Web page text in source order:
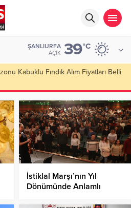
ŞANLIURFA
AÇIK 39°C
Her Gün 4 Bin 898 Kişiye Sıcak
İstiklal Marşı’nın Yıl
Dönümünde Anlamlı